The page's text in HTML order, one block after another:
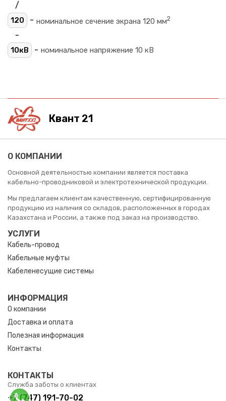
/
120 - номинальное сечение экрана 120 мм2
-
10кВ - номинальное напряжение 10 кВ
Квант 21
О КОМПАНИИ
Основной деятельностью компании является поставка
кабельно-проводниковой и электротехнической продукции.
Мы предлагаем клиентам качественную, сертифицированную
продукцию из наличия со складов, расположенных в городах
Казахстана и России, а также под заказ на производство.
УСЛУГИ
Кабель-провод
Кабельные муфты
Кабеленесущие системы
ИНФОРМАЦИЯ
О компании
Доставка и оплата
Полезная информация
Контакты
КОНТАКТЫ
Служба заботы о клиентах
+7 (747) 191-70-02